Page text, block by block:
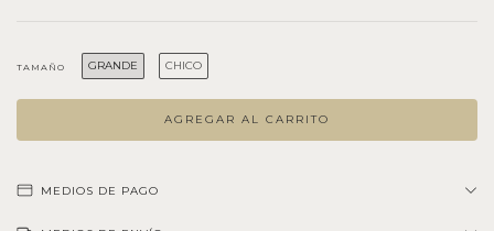
TAMAÑO GRANDE CHICO
MEDIOS DE PAGO